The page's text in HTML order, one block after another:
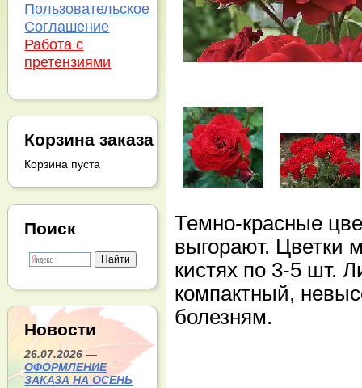
Темно-красные
выгорают. Цветки
кистях по 3-5 шт.
компактный,
болезням.
Пользовательское
Соглашение
Работа с
претензиями
Корзина заказа
Корзина пуста
Поиск
Новости
26.07.2026 —
ОФОРМЛЕНИЕ
ЗАКАЗА НА ОСЕНЬ